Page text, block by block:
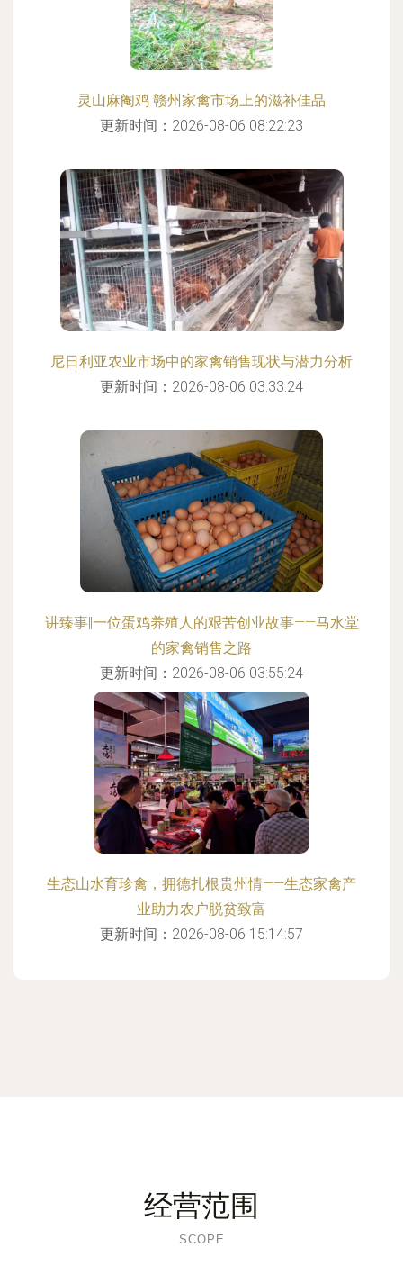
灵山麻阉鸡 赣州家禽市场上的滋补佳品
更新时间：2026-08-06 08:22:23
尼日利亚农业市场中的家禽销售现状与潜力分析
更新时间：2026-08-06 03:33:24
讲臻事‖一位蛋鸡养殖人的艰苦创业故事——马水堂
的家禽销售之路
更新时间：2026-08-06 03:55:24
生态山水育珍禽，拥德扎根贵州情——生态家禽产
业助力农户脱贫致富
更新时间：2026-08-06 15:14:57
经营范围
SCOPE